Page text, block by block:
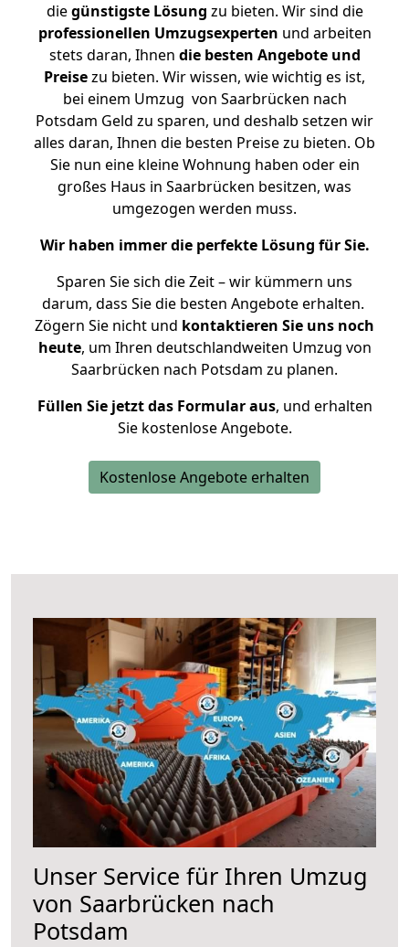
diegünstigste Lösung zu bieten. Wir sind die
professionellen Umzugsexperten und arbeiten
stets daran, Ihnen die besten Angebote und
Preisezu bieten. Wir wissen, wie wichtig es ist,
bei einem Umzug von Saarbrücken nach
Potsdam Geld zu sparen, und deshalb setzen wir
alles daran, Ihnen die besten Preise zu bieten. Ob
Sie nun eine kleine Wohnung haben oder ein
großes Haus in Saarbrücken besitzen, was
umgezogen werden muss.
Wir haben immer die perfekte Lösung für Sie.
Sparen Sie sich die Zeit – wir kümmern uns
darum, dass Sie die besten Angebote erhalten.
Zögern Sie nicht und kontaktieren Sie uns noch
heute, um Ihren deutschlandweiten Umzug von
Saarbrücken nach Potsdam zu planen.
Füllen Sie jetzt das Formular aus, und erhalten
Sie kostenlose Angebote.
Kostenlose Angebote erhalten
Unser Service für Ihren Umzug
von Saarbrücken nach
Potsdam